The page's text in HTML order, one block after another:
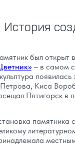
История
был открыт
– в самом
Киса
Пятигорск в
памятника